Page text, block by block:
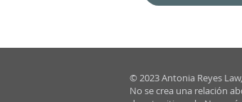
© 2023 Antonia Reyes Law,
No se crea una relación